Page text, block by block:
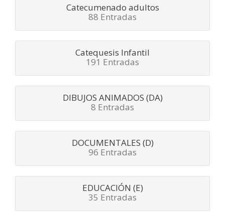
Catecumenado adultos
88 Entradas
Catequesis Infantil
191 Entradas
DIBUJOS ANIMADOS (DA)
8 Entradas
DOCUMENTALES (D)
96 Entradas
EDUCACIÓN (E)
35 Entradas